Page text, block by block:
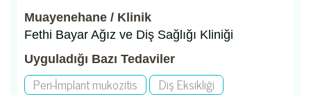
Muayenehane / Klinik
Fethi Bayar Ağız ve Diş Sağlığı Kliniği
Uyguladığı Bazı Tedaviler
Peri-İmplant mukozitis
Diş Eksikliği